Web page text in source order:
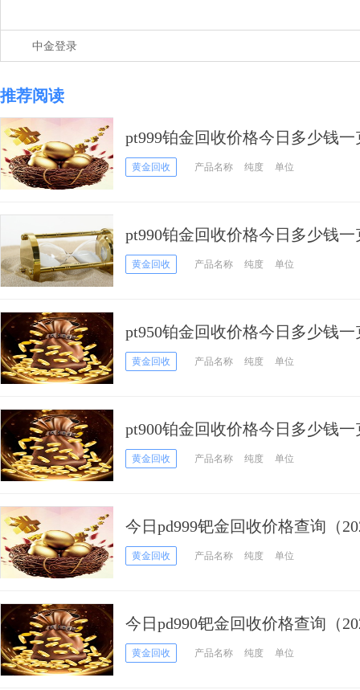
中金登录
推荐阅读
pt999铂金回收价格今日多少钱一
黄金回收 产品名称 纯度 单位
pt990铂金回收价格今日多少钱一
黄金回收 产品名称 纯度 单位
pt950铂金回收价格今日多少钱一
黄金回收 产品名称 纯度 单位
pt900铂金回收价格今日多少钱一
黄金回收 产品名称 纯度 单位
今日pd999钯金回收价格查询（
黄金回收 产品名称 纯度 单位
今日pd990钯金回收价格查询（
黄金回收 产品名称 纯度 单位